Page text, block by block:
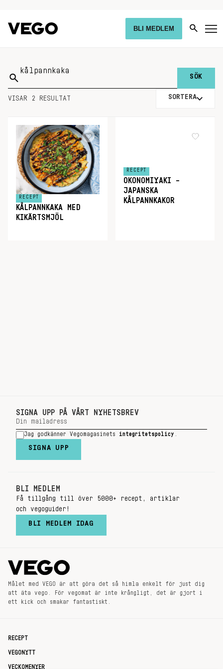
BLI MEDLEM
Sök
på:
VISAR 2 RESULTAT SORTERA
RECEPT
KÅLPANNKAKA MED
KIKÄRTSMJÖL
RECEPT
OKONOMIYAKI –
JAPANSKA
KÅLPANNKAKOR
SIGNA UPP PÅ VÅRT NYHETSBREV
Jag godkänner Vegomagasinets integritetspolicy
SIGNA UPP
BLI MEDLEM
Få tillgång till över 5000+ recept, artiklar
och vegoguider!
BLI MEDLEM IDAG
Målet med VEGO är att göra det så himla enkelt för just dig
att äta vego. För vegomat är inte krångligt, det är gjort i
ett kick och smakar fantastiskt.
RECEPT
VEGONYTT
VECKOMENYER